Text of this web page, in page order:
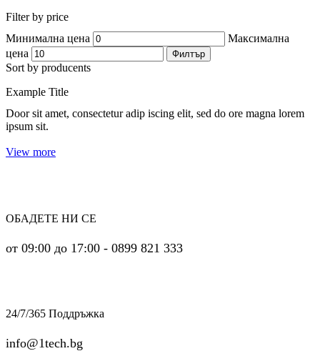
Filter by price
Минимална цена
Максимална
цена
Филтър
Sort by producents
Example Title
Door sit amet, consectetur adip iscing elit, sed do ore magna lorem
ipsum sit.
View more
ОБАДЕТЕ НИ СЕ
от 09:00 до 17:00 - 0899 821 333
24/7/365 Поддръжка
info@1tech.bg